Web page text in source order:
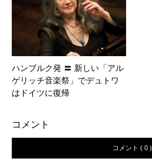
ハンブルク発 〓 新しい「アル
ゲリッチ音楽祭」でデュトワ
はドイツに復帰
コメント
コメント ( 0 )